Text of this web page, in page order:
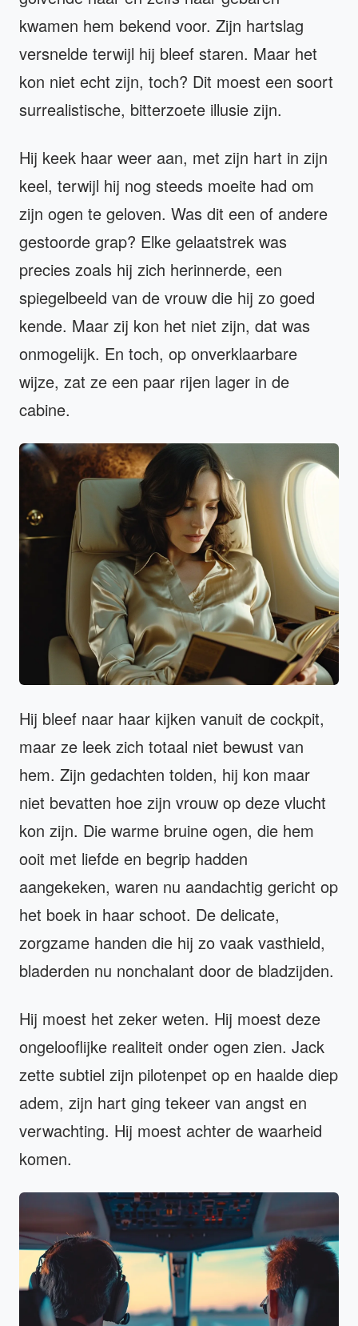
kwamen hem bekend voor. Zijn hartslag
versnelde terwijl hij bleef staren. Maar het
kon niet echt zijn, toch? Dit moest een soort
surrealistische, bitterzoete illusie zijn.
Hij keek haar weer aan, met zijn hart in zijn
keel, terwijl hij nog steeds moeite had om
zijn ogen te geloven. Was dit een of andere
gestoorde grap? Elke gelaatstrek was
precies zoals hij zich herinnerde, een
spiegelbeeld van de vrouw die hij zo goed
kende. Maar zij kon het niet zijn, dat was
onmogelijk. En toch, op onverklaarbare
wijze, zat ze een paar rijen lager in de
cabine.
Hij bleef naar haar kijken vanuit de cockpit,
maar ze leek zich totaal niet bewust van
hem. Zijn gedachten tolden, hij kon maar
niet bevatten hoe zijn vrouw op deze vlucht
kon zijn. Die warme bruine ogen, die hem
ooit met liefde en begrip hadden
aangekeken, waren nu aandachtig gericht op
het boek in haar schoot. De delicate,
zorgzame handen die hij zo vaak vasthield,
bladerden nu nonchalant door de bladzijden.
Hij moest het zeker weten. Hij moest deze
ongelooflijke realiteit onder ogen zien. Jack
zette subtiel zijn pilotenpet op en haalde diep
adem, zijn hart ging tekeer van angst en
verwachting. Hij moest achter de waarheid
komen.